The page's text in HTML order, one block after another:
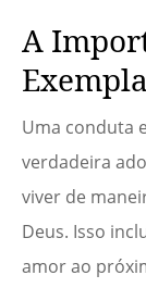
A
Uma conduta
verdadeira
viver de
Deus. Isso
amor ao